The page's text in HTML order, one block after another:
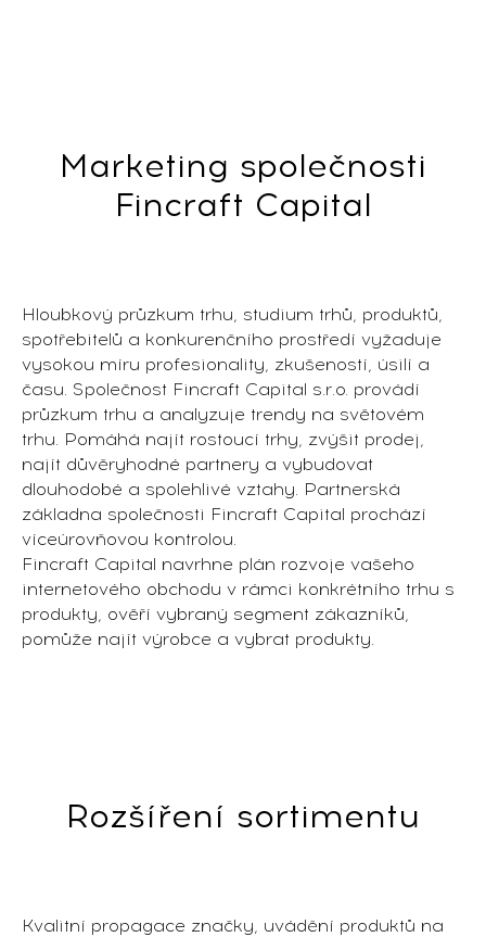
Marketing společnosti
Fincraft Capital
Hloubkový průzkum trhu, studium trhů, produktů,
spotřebitelů a konkurenčního prostředí vyžaduje
vysokou míru profesionality, zkušeností, úsilí a
času. Společnost Fincraft Capital s.r.o. provádí
průzkum trhu a analyzuje trendy na světovém
trhu. Pomáhá najít rostoucí trhy, zvýšit prodej,
najít důvěryhodné partnery a vybudovat
dlouhodobé a spolehlivé vztahy. Partnerská
základna společnosti Fincraft Capital prochází
víceúrovňovou kontrolou.
Fincraft Capital navrhne plán rozvoje vašeho
internetového obchodu v rámci konkrétního trhu s
produkty, ověří vybraný segment zákazníků,
pomůže najít výrobce a vybrat produkty.
Rozšíření sortimentu
Kvalitní propagace značky, uvádění produktů na